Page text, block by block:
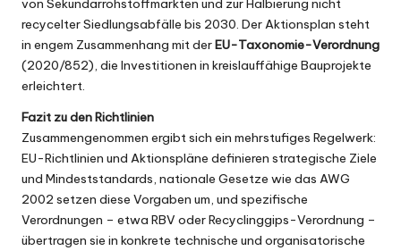
von Sekundärrohstoffmärkten und zur Halbierung nicht
recycelter Siedlungsabfälle bis 2030. Der Aktionsplan steht
in engem Zusammenhang mit derEU-Taxonomie-Verordnung
(2020/852), die Investitionen in kreislauffähige Bauprojekte
erleichtert.
Fazit zu den Richtlinien
Zusammengenommen ergibt sich ein mehrstufiges Regelwerk:
EU-Richtlinien und Aktionspläne definieren strategische Ziele
und Mindeststandards, nationale Gesetze wie das AWG
2002 setzen diese Vorgaben um, und spezifische
Verordnungen – etwa RBV oder Recyclinggips-Verordnung –
übertragen sie in konkrete technische und organisatorische